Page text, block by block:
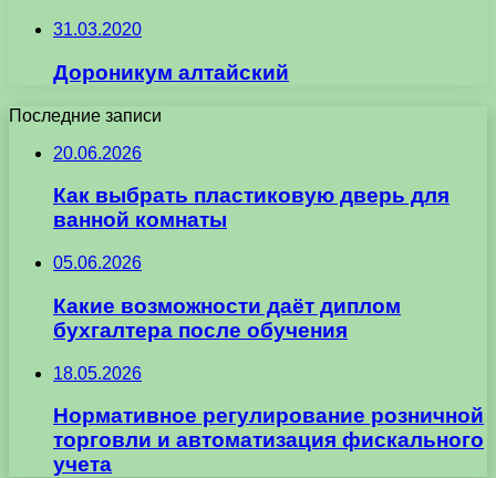
31.03.2020
Дороникум алтайский
Последние записи
20.06.2026
Как выбрать пластиковую дверь для
ванной комнаты
05.06.2026
Какие возможности даёт диплом
бухгалтера после обучения
18.05.2026
Нормативное регулирование розничной
торговли и автоматизация фискального
учета